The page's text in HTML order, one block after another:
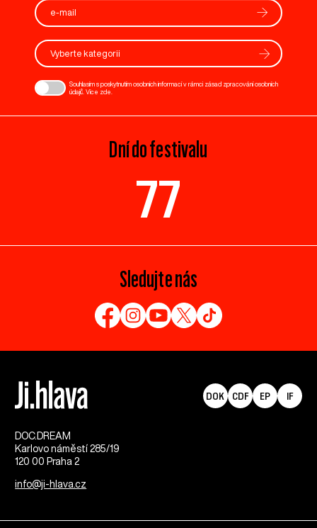
Vyberte kategorii
Souhlasím s poskytnutím osobních informací v rámci zásad zpracování osobních
údajů. Více zde
Dní do festivalu
77
Sledujte nás
DOC.DREAM​
Karlovo náměstí 285/19
120 00 Praha 2
info@ji-hlava.cz
DOK CDF EP IF